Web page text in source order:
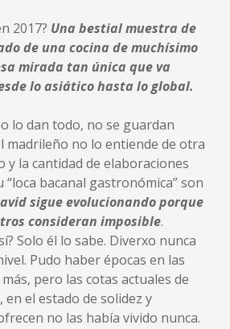
2017? Una bestial muestra de
de una cocina de muchísimo
mirada tan única que va
lo asiático hasta lo global.
lo dan todo, no se guardan
madrileño no lo entiende de otra
y la cantidad de elaboraciones
bacanal gastronómica” son
sigue evolucionando porque
consideran imposible.
Solo él lo sabe. Diverxo nunca
Pudo haber épocas en las
pero las cotas actuales de
en el estado de solidez y
no las había vivido nunca.